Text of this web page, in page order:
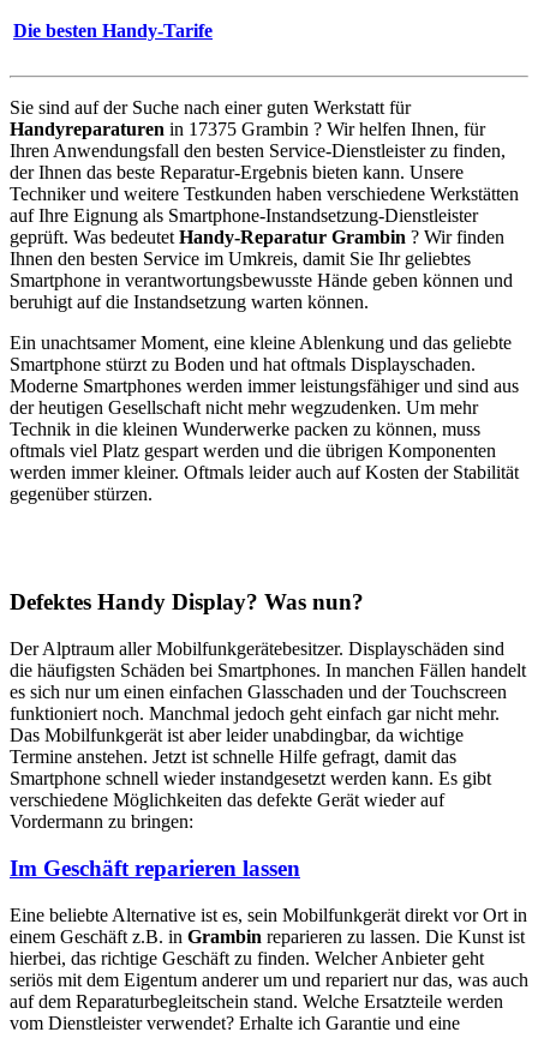
Die besten Handy-Tarife
Sie sind auf der Suche nach einer guten Werkstatt für
Handyreparaturen in 17375 Grambin ? Wir helfen Ihnen, für
Ihren Anwendungsfall den besten Service-Dienstleister zu finden,
der Ihnen das beste Reparatur-Ergebnis bieten kann. Unsere
Techniker und weitere Testkunden haben verschiedene Werkstätten
auf Ihre Eignung als Smartphone-Instandsetzung-Dienstleister
geprüft. Was bedeutet Handy-Reparatur Grambin ? Wir finden
Ihnen den besten Service im Umkreis, damit Sie Ihr geliebtes
Smartphone in verantwortungsbewusste Hände geben können und
beruhigt auf die Instandsetzung warten können.
Ein unachtsamer Moment, eine kleine Ablenkung und das geliebte
Smartphone stürzt zu Boden und hat oftmals Displayschaden.
Moderne Smartphones werden immer leistungsfähiger und sind aus
der heutigen Gesellschaft nicht mehr wegzudenken. Um mehr
Technik in die kleinen Wunderwerke packen zu können, muss
oftmals viel Platz gespart werden und die übrigen Komponenten
werden immer kleiner. Oftmals leider auch auf Kosten der Stabilität
gegenüber stürzen.
Defektes Handy Display? Was nun?
Der Alptraum aller Mobilfunkgerätebesitzer. Displayschäden sind
die häufigsten Schäden bei Smartphones. In manchen Fällen handelt
es sich nur um einen einfachen Glasschaden und der Touchscreen
funktioniert noch. Manchmal jedoch geht einfach gar nicht mehr.
Das Mobilfunkgerät ist aber leider unabdingbar, da wichtige
Termine anstehen. Jetzt ist schnelle Hilfe gefragt, damit das
Smartphone schnell wieder instandgesetzt werden kann. Es gibt
verschiedene Möglichkeiten das defekte Gerät wieder auf
Vordermann zu bringen:
Im Geschäft reparieren lassen
Eine beliebte Alternative ist es, sein Mobilfunkgerät direkt vor Ort in
einem Geschäft z.B. in Grambin reparieren zu lassen. Die Kunst ist
hierbei, das richtige Geschäft zu finden. Welcher Anbieter geht
seriös mit dem Eigentum anderer um und repariert nur das, was auch
auf dem Reparaturbegleitschein stand. Welche Ersatzteile werden
vom Dienstleister verwendet? Erhalte ich Garantie und eine